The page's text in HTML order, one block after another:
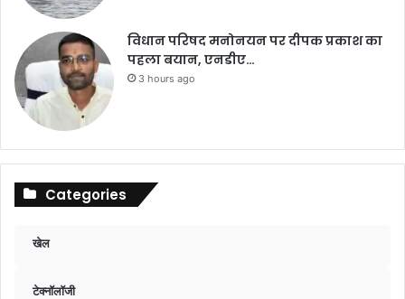
विधान परिषद मनोनयन पर दीपक प्रकाश का
पहला बयान, एनडीए…
3 hours ago
Categories
खेल
टेक्नॉलॉजी